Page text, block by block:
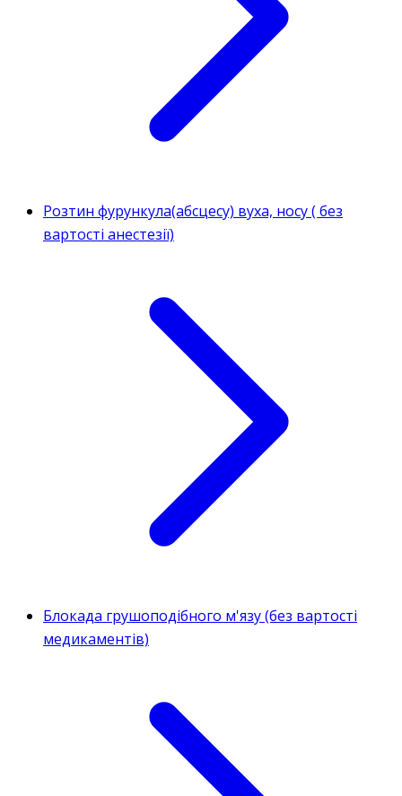
Розтин фурункула(абсцесу) вуха, носу ( без
вартості анестезії)
Блокада грушоподібного м'язу (без вартості
медикаментів)